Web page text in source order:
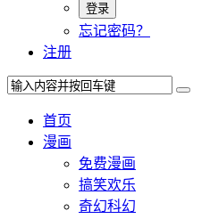
忘记密码？
注册
首页
漫画
免费漫画
搞笑欢乐
奇幻科幻